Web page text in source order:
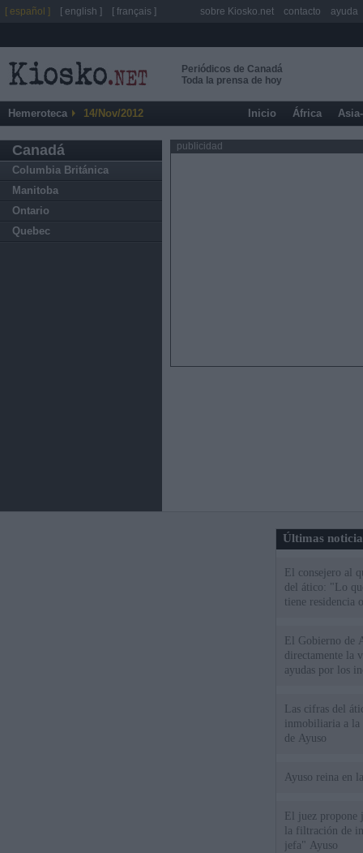
Periódicos de Canadá
Toda la prensa de hoy
Hemeroteca 14/Nov/2012 Inicio África
Canadá
Columbia Británica
Manitoba
Ontario
Quebec
publicidad
Últimas
El consejero al
del ático: "Lo
tiene residencia
El Gobierno de
directamente la
ayudas por los
Las cifras del
inmobiliaria a la
de Ayuso
Ayuso reina en
El juez propone
la filtración de
jefa" Ayuso
[ español ] [ english ] [ français ] sobre Kiosko.net contacto ayuda